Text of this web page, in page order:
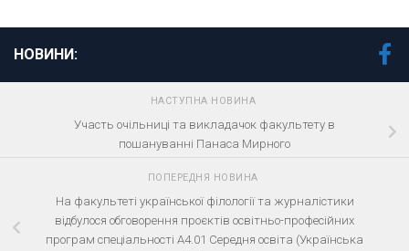
НОВИНИ:
НАСТУПНА НОВИНА
Участь очільниці та викладачок факультету в
пошануванні Панаса Мирного
ПОПЕРЕДНЯ НОВИНА
На факультеті української філології та журналістики
відбулося обговорення проєктів освітньо-професійних
програм спеціальності А4.01 Середня освіта (Українська